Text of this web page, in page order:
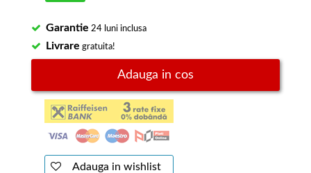
Garantie 24 luni inclusa
Livrare gratuita!
Adauga in cos
Adauga in wishlist